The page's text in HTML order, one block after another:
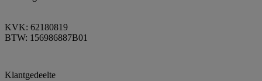
KVK: 62180819
BTW: 156986887B01
Klantgedeelte